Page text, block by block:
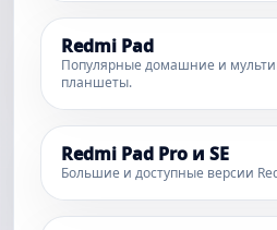
Redmi Pad
Популярные домашние и
планшеты.
Redmi Pad Pro и SE
Большие и доступные версии